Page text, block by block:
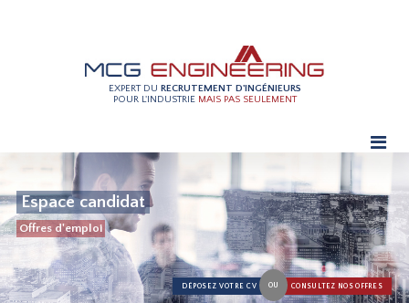
EXPERT DU RECRUTEMENT D'INGÉNIEURS
POUR L'INDUSTRIE MAIS PAS SEULEMENT
Espace candidat
Offres d'emploi
DÉPOSEZ VOTRE CV OU CONSULTEZ NOS OFFRES